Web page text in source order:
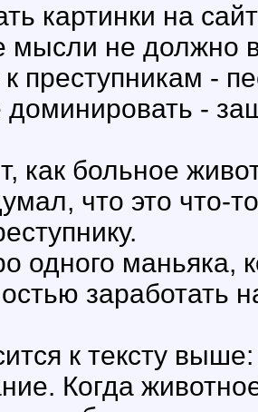
картинки на
мысли не должно
преступникам -
-
как больное
что это что-
одного
заработать
к тексту
Когда